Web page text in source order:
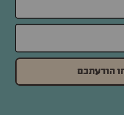
הודעתכם